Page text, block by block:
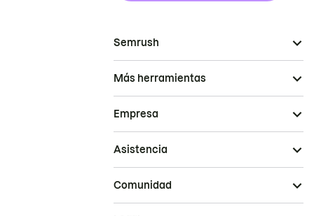
Semrush
Más herramientas
Empresa
Asistencia
Comunidad